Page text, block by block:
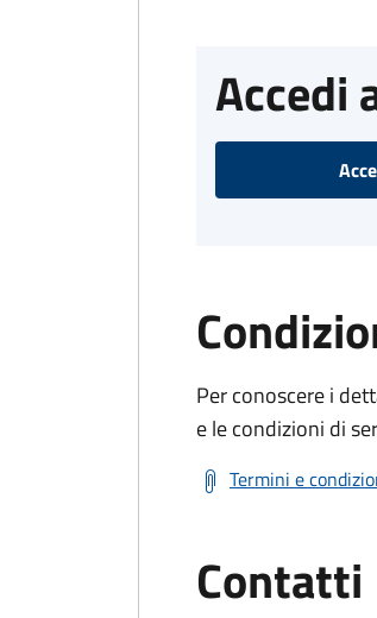
Accedi
Per conoscere i
e le condizioni di
Termini e
Contatti